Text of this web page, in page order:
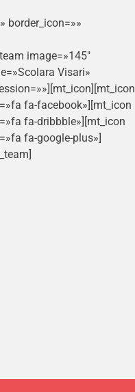
border_icon=»»
image=»145″
Visari»
fa-facebook»][mt_icon
fa-dribbble»][mt_icon
fa-google-plus»]